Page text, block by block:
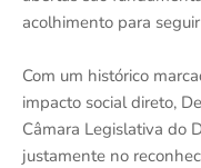
acolhimento para
Com um histórico
impacto social direto,
Câmara Legislativa do
justamente no